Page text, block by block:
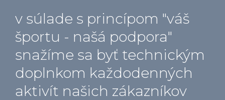
v súlade s princípom "váš
športu - našá podpora"
snažíme sa byť technickým
doplnkom každodenných
aktivít našich zákazníkov